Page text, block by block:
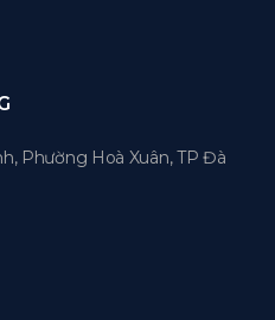
Phường Hoà Xuân, TP Đà